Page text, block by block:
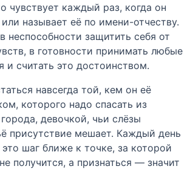
чувствует каждый раз, когда он
или называет её по имени-отчеству.
неспособности защитить себя от
в готовности принимать любые
и считать это достоинством.
навсегда той, кем он её
которого надо спасать из
девочкой, чьи слёзы
присутствие мешает. Каждый день
шаг ближе к точке, за которой
получится, а признаться — значит